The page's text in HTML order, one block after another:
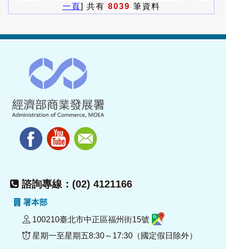
一頁] 共有 8039 筆資料
諮詢專線：(02) 4121166
署本部
100210臺北市中正區福州街15號
星期一至星期五8:30～17:30（國定假日除外）